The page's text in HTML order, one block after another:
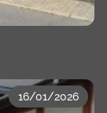
16/01/2026